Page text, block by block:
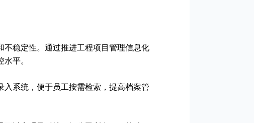
稳定性。通过推进工程项目管理信息化
平。
系统，便于员工按需检索，提高档案管